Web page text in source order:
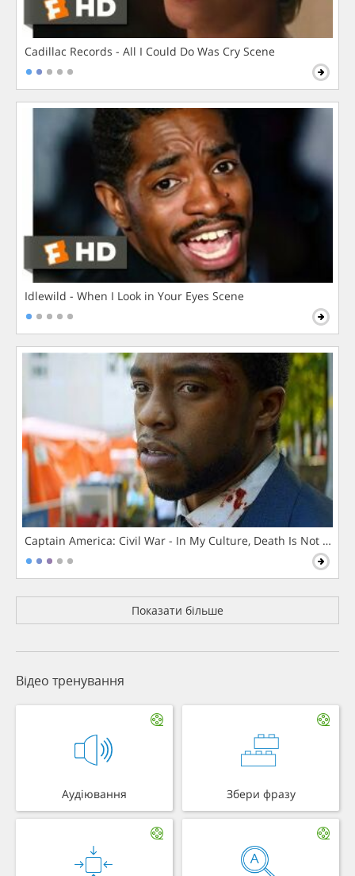
Cadillac Records - All I Could Do Was Cry Scene
Idlewild - When I Look in Your Eyes Scene
Captain America: Civil War - In My Culture, Death Is Not The
Показати більше
Відео тренування
Аудіювання Збери фразу